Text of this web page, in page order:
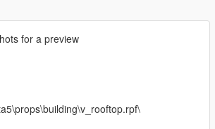
for a preview